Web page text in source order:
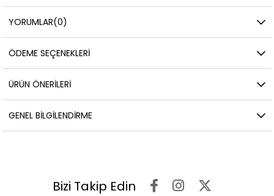
YORUMLAR(0)
ÖDEME SEÇENEKLERI
ÜRÜN ÖNERILERI
GENEL BILGILENDIRME
Bizi Takip Edin